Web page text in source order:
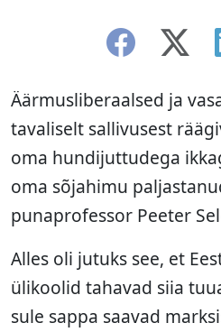
Äärmusliberaalsed ja
tavaliselt sallivusest
oma hundijuttudega
oma sõjahimu
punaprofessor Peeter
Alles oli jutuks see, et
ülikoolid tahavad siia
sule sappa saavad